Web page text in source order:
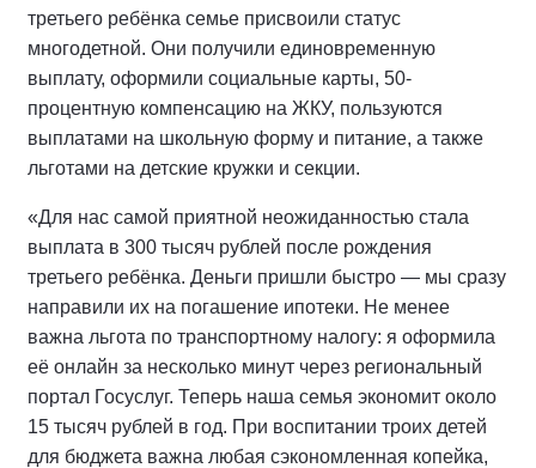
третьего ребёнка семье присвоили статус
многодетной. Они получили единовременную
выплату, оформили социальные карты, 50-
процентную компенсацию на ЖКУ, пользуются
выплатами на школьную форму и питание, а также
льготами на детские кружки и секции.
«Для нас самой приятной неожиданностью стала
выплата в 300 тысяч рублей после рождения
третьего ребёнка. Деньги пришли быстро — мы сразу
направили их на погашение ипотеки. Не менее
важна льгота по транспортному налогу: я оформила
её онлайн за несколько минут через региональный
портал Госуслуг. Теперь наша семья экономит около
15 тысяч рублей в год. При воспитании троих детей
для бюджета важна любая сэкономленная копейка,